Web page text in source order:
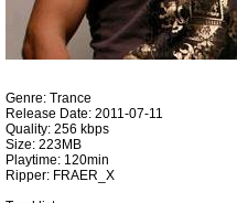
Genre: Trance
Release Date: 2011-07-11
Quality: 256 kbps
Size: 223MB
Playtime: 120min
Ripper: FRAER_X